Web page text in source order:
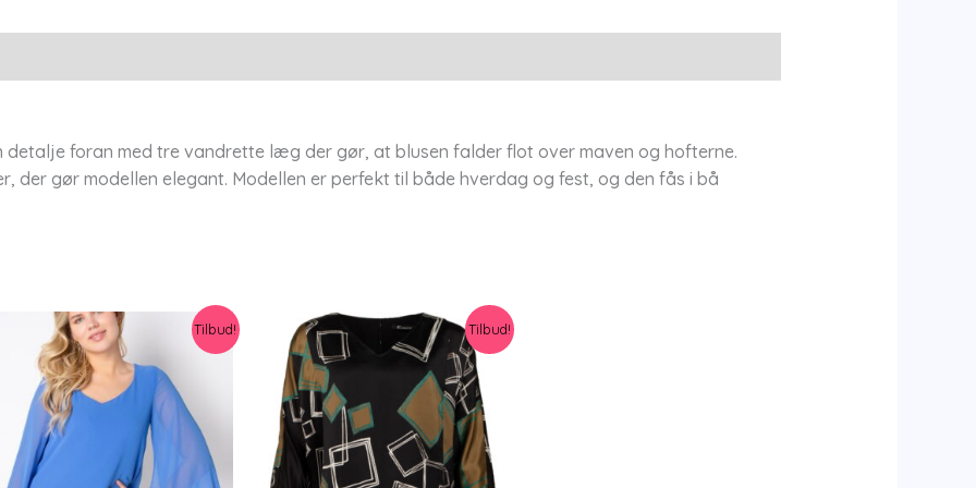
S
Pont
Neuf
detalje foran med tre vandrette læg der gør, at blusen falder flot over maven og hofterne.
der gør modellen elegant. Modellen er perfekt til både hverdag og fest, og den fås i bå
Tilbud! Tilbud!